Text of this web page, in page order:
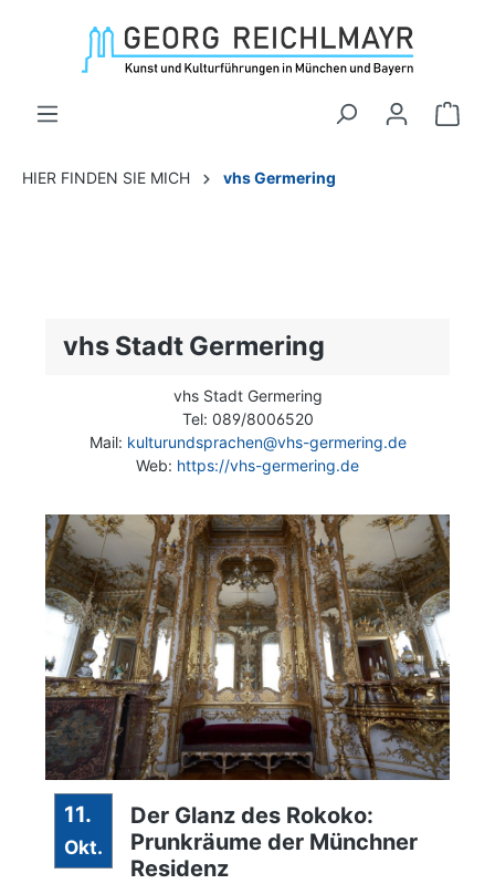
HIER FINDEN SIE MICH vhs Germering
vhs Stadt Germering
vhs Stadt Germering
Tel: 089/8006520
Mail: kulturundsprachen@vhs-germering.de
Web: https://vhs-germering.de
11.
Okt.
Der Glanz des Rokoko:
Prunkräume der Münchner
Residenz